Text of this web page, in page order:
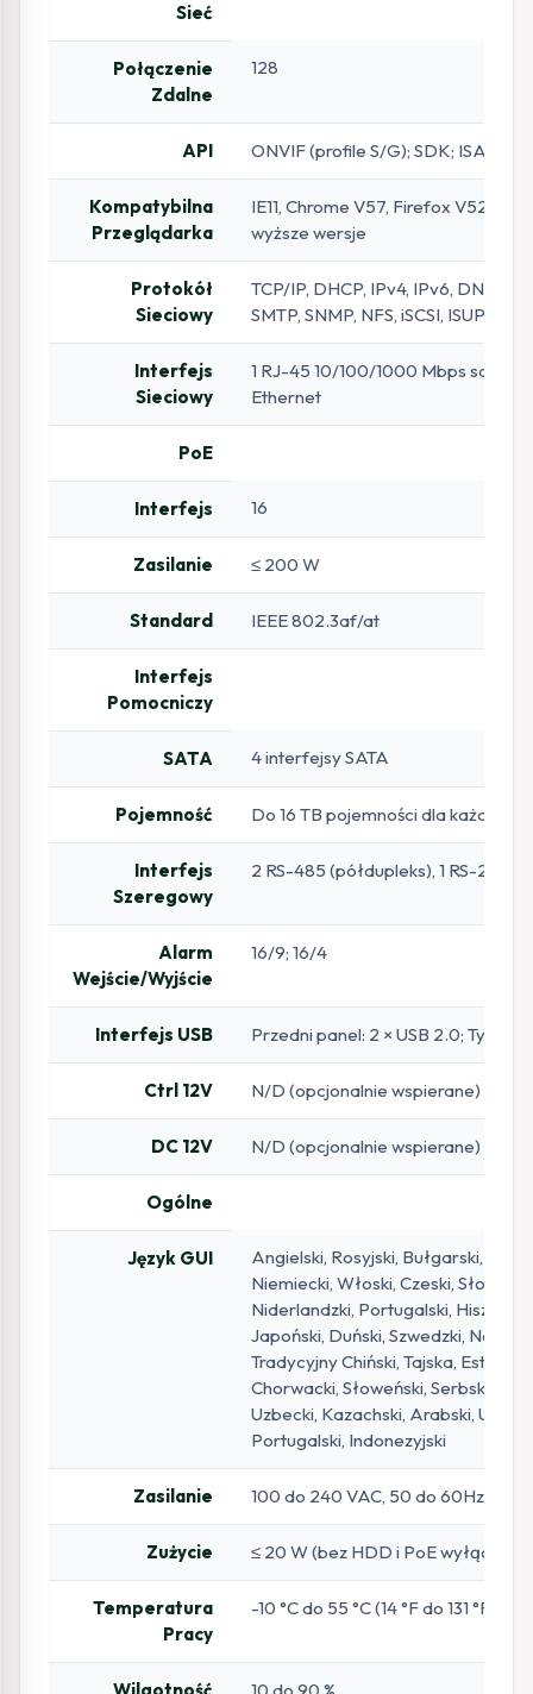
Sieć
Połączenie
Zdalne
128
API ONVIF (profile S/G); SDK; ISAPI
Kompatybilna
Przeglądarka
IE11, Chrome V57, Firefox V52,
wyższe wersje
Protokół
Sieciowy
TCP/IP, DHCP, IPv4, IPv6, DNS,
SMTP, SNMP, NFS, iSCSI, ISUP,
Interfejs
Sieciowy
1 RJ-45 10/100/1000 Mbps
Ethernet
PoE
Interfejs 16
Zasilanie ≤ 200 W
Standard IEEE 802.3af/at
Interfejs
Pomocniczy
SATA 4 interfejsy SATA
Pojemność Do 16 TB pojemności dla każdego
Interfejs
Szeregowy
2 RS-485 (półdupleks), 1 RS-232
Alarm
Wejście/Wyjście
16/9; 16/4
Interfejs USB Przedni panel: 2 × USB 2.0; Tylny
Ctrl 12V N/D (opcjonalnie wspierane)
DC 12V N/D (opcjonalnie wspierane)
Ogólne
Język GUI
Angielski, Rosyjski, Bułgarski,
Niemiecki, Włoski, Czeski,
Niderlandzki, Portugalski,
Japoński, Duński, Szwedzki,
Tradycyjny Chiński, Tajska,
Chorwacki, Słoweński, Serbski,
Uzbecki, Kazachski, Arabski,
Portugalski, Indonezyjski
Zasilanie 100 do 240 VAC, 50 do 60Hz
Zużycie ≤ 20 W (bez HDD i PoE
Temperatura
Pracy
-10 °C do 55 °C (14 °F do 131 °F)